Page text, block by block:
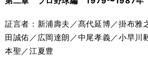
証言者：新浦壽夫／髙代延博／掛布雅
田誠佑／広岡達朗／中尾孝義／小早川
本聖／江夏豊